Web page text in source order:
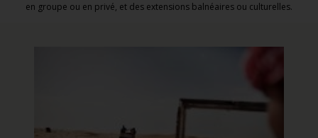
en groupe ou en privé, et des extensions balnéaires ou culturelles.